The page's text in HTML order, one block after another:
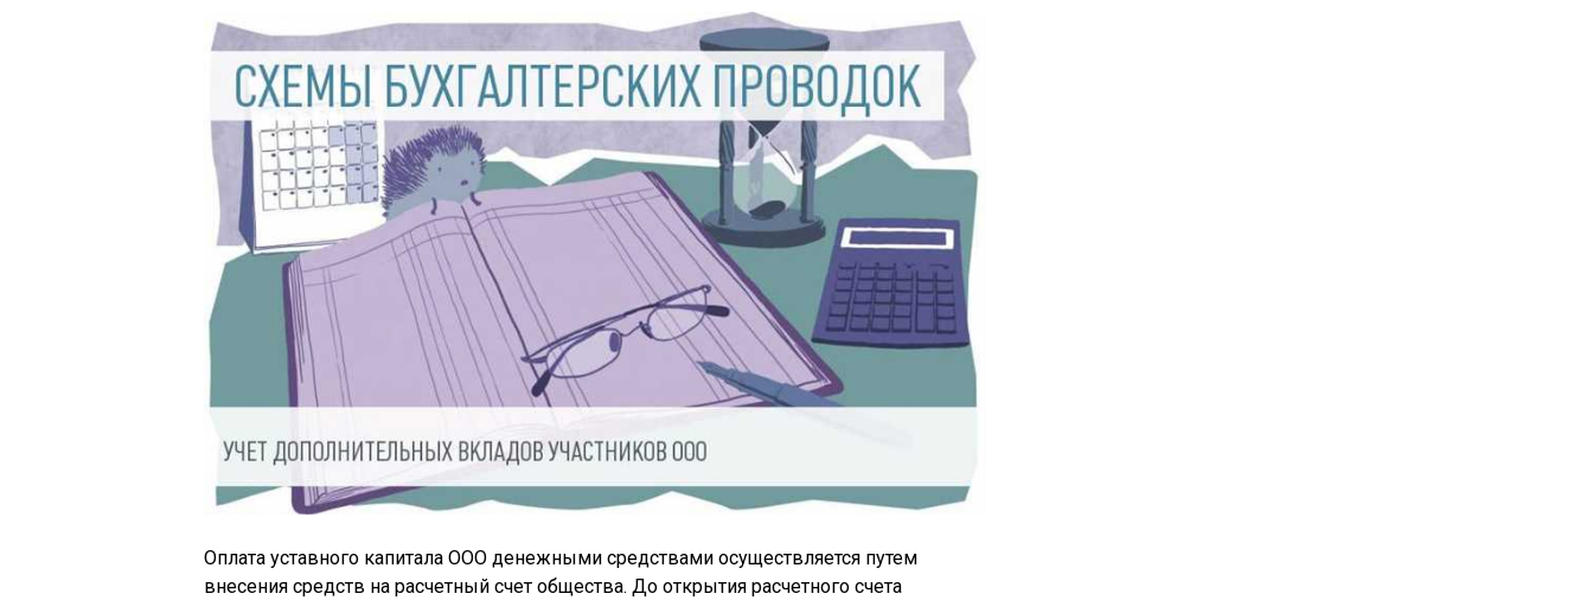
Оплата уставного капитала ООО денежными средствами осуществляется путем
внесения средств на расчетный счет общества. До открытия расчетного счета